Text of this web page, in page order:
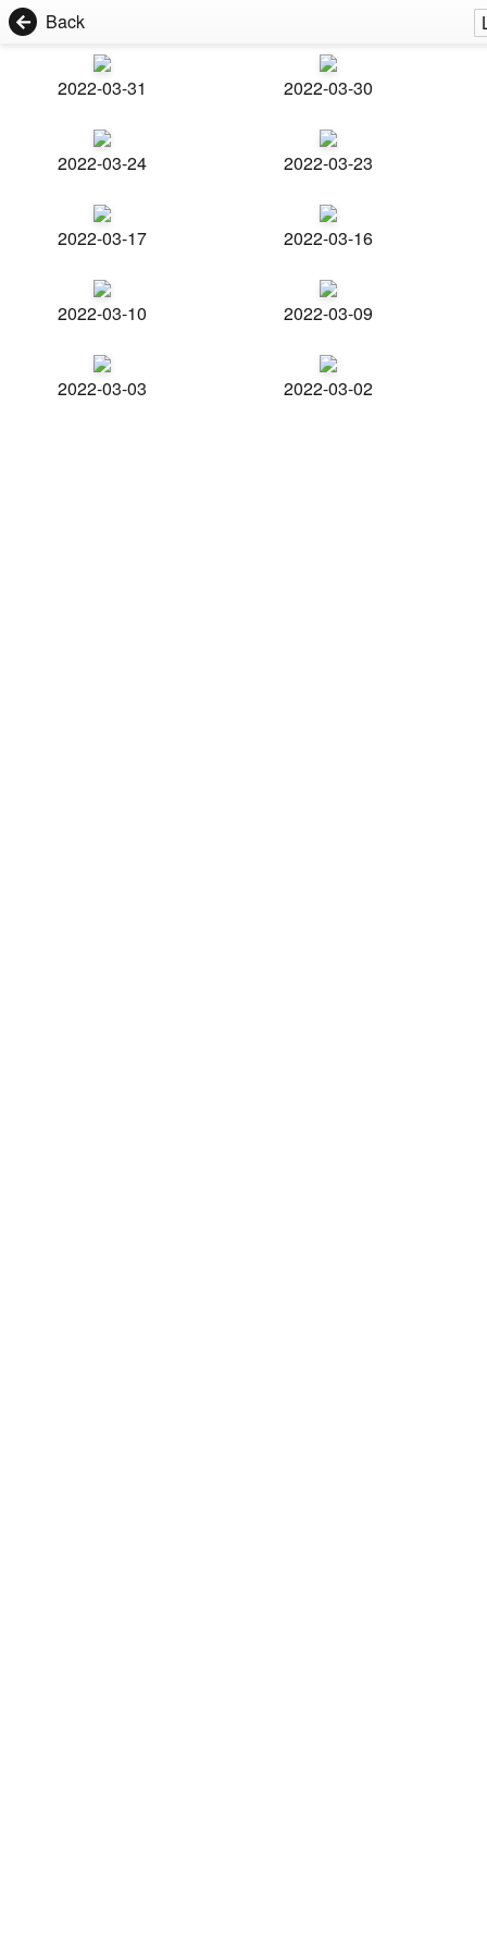
Back
2022-03-31 2022-03-30
2022-03-24 2022-03-23
2022-03-17 2022-03-16
2022-03-10 2022-03-09
2022-03-03 2022-03-02